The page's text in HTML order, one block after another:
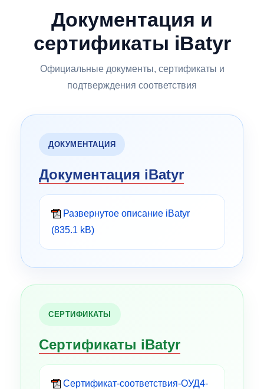
Документация и
сертификаты iBatyr
Официальные документы, сертификаты и
подтверждения соответствия
ДОКУМЕНТАЦИЯ
Документация iBatyr
Развернутое описание iBatyr
(835.1 kB)
СЕРТИФИКАТЫ
Сертификаты iBatyr
Сертификат-соответствия-ОУД4-